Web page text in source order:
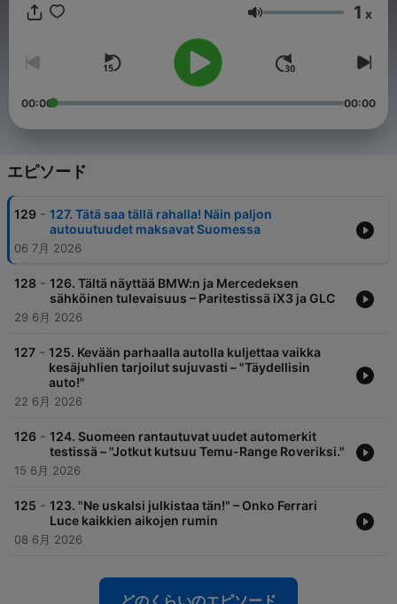
音量 1 x
00:00 00:00
エピソード
129 - 127. Tätä saa tällä rahalla! Näin paljon
autouutuudet maksavat Suomessa
06 7月 2026
128 - 126. Tältä näyttää BMW:n ja Mercedeksen
sähköinen tulevaisuus – Paritestissä iX3 ja GLC
29 6月 2026
127 - 125. Kevään parhaalla autolla kuljettaa vaikka
kesäjuhlien tarjoilut sujuvasti – "Täydellisin
auto!"
22 6月 2026
126 - 124. Suomeen rantautuvat uudet automerkit
testissä – "Jotkut kutsuu Temu-Range Roveriksi."
15 6月 2026
125 - 123. "Ne uskalsi julkistaa tän!" – Onko Ferrari
Luce kaikkien aikojen rumin
08 6月 2026